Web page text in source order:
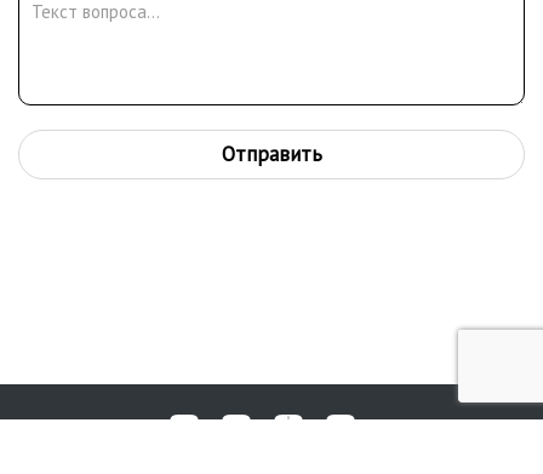
Отправить